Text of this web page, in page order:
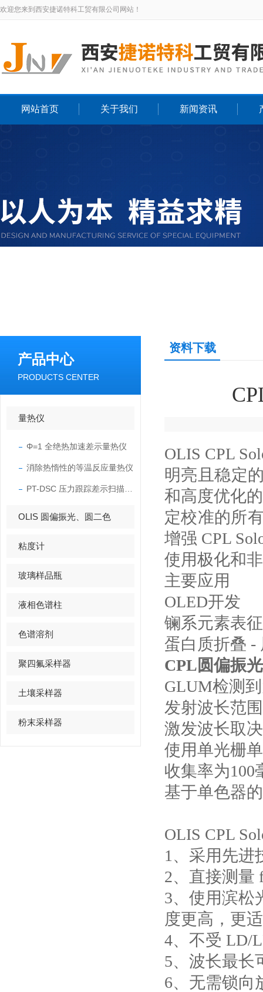
欢迎您来到西安捷诺特科工贸有限公司网站！
网站首页 关于我们 新闻资讯
产品中心
PRODUCTS CENTER
量热仪
Φ=1 全绝热加速差示量热仪
消除热惰性的等温反应量热仪
OLIS 圆偏振光、圆二色
粘度计
玻璃样品瓶
液相色谱柱
色谱溶剂
聚四氟采样器
土壤采样器
粉末采样器
资料下载
OLIS CPL
明亮且稳定
和高度优化
定校准的所
增强 CPL
使用极化和
主要应用
OLED开发
镧系元素表征
蛋白质折叠 -
CPL圆偏振
GLUM检测
发射波长范
激发波长取
使用单光栅
收集率为100
基于单色器
OLIS CPL
1、采用先进
2、直接测量
3、使用滨松
度更高，更
4、不受 LD/
5、波长最长
6、无需锁向